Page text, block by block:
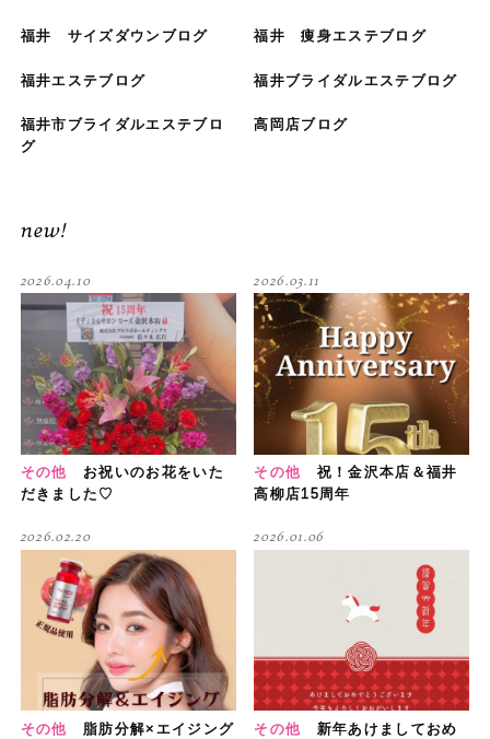
福井 サイズダウンブログ 福井 痩身エステブログ
福井エステブログ 福井ブライダルエステブログ
福井市ブライダルエステブロ
グ
高岡店ブログ
new!
その他
お祝いのお花をいた
だきました♡
2026.04.10
その他
祝！金沢本店＆福井
高柳店15周年
2026.03.11
その他
脂肪分解×エイジング
2026.02.20
その他
新年あけましておめ
2026.01.06